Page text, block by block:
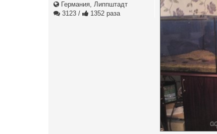
Германия, Липпштадт
3123 / 1352 раза